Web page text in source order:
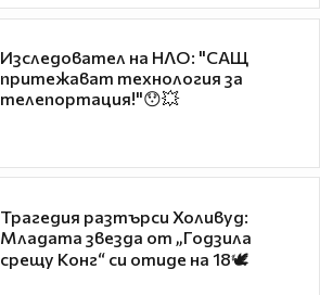
Изследовател на НЛО: "САЩ
притежават технология за
телепортация!"😯💥
Трагедия разтърси Холивуд:
Младата звезда от „Годзила
срещу Конг“ си отиде на 18🕊️